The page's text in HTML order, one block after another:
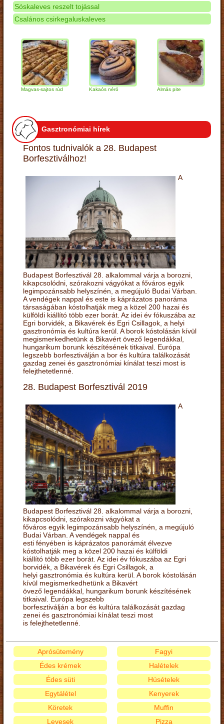
Sóskaleves reszelt tojással
Csalános csirkegaluskaleves
Magvas-sajtos rúd Kakaós néró Almás pite
Gasztronómiai hírek
Fontos tudnivalók a 28. Budapest
Borfesztiválhoz!
A
Budapest Borfesztivál 28. alkalommal várja a borozni,
kikapcsolódni, szórakozni vágyókat a főváros egyik
legimpozánsabb helyszínén, a megújuló Budai Várban.
A vendégek nappal és este is káprázatos panoráma
társaságában kóstolhatják meg a közel 200 hazai és
külföldi kiállító több ezer borát. Az idei év fókuszába az
Egri borvidék, a Bikavérek és Egri Csillagok, a helyi
gasztronómia és kultúra kerül. A borok kóstolásán kívül
megismerkedhetünk a Bikavért övező legendákkal,
hungarikum borunk készítésének titkaival. Európa
legszebb borfesztiválján a bor és kultúra találkozását
gazdag zenei és gasztronómiai kínálat teszi most is
felejthetetlenné.
28. Budapest Borfesztivál 2019
A
Budapest Borfesztivál 28. alkalommal várja a borozni,
kikapcsolódni, szórakozni vágyókat a
főváros egyik legimpozánsabb helyszínén, a megújuló
Budai Várban. A vendégek nappal és
esti fényében is káprázatos panorámát élvezve
kóstolhatják meg a közel 200 hazai és külföldi
kiállító több ezer borát. Az idei év fókuszába az Egri
borvidék, a Bikavérek és Egri Csillagok, a
helyi gasztronómia és kultúra kerül. A borok kóstolásán
kívül megismerkedhetünk a Bikavért
övező legendákkal, hungarikum borunk készítésének
titkaival. Európa legszebb
borfesztiválján a bor és kultúra találkozását gazdag
zenei és gasztronómiai kínálat teszi most
is felejthetetlenné.
Aprósütemény
Édes krémek
Édes süti
Egytálétel
Fagyi
Halételek
Húsételek
Kenyerek
Köretek
Levesek
Muffin
Pizza